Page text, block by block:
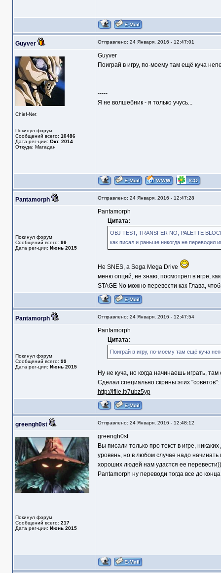
Guyver Отправлено: 24 Января, 2016 - 12:47:01
Chief-Net
Покинул форум
Сообщений всего: 10486
Дата рег-ции: Окт. 2014
Откуда: Магадан
Guyver
Поиграй в игру, по-моему там ещё куча
-----
Я не волшебник - я только учусь...
Pantamorph Отправлено: 24 Января, 2016 - 12:47:28
Покинул форум
Сообщений всего: 99
Дата рег-ции: Июнь 2015
Pantamorph
Цитата:
OBJ TEST, TRANSFER NO, PALETTE
как писал и раньше никогда не переводил
Не SNES, а Sega Mega Drive
меню опций, не знаю, посмотрел в игре,
STAGE No можно перевести как Глава,
Pantamorph Отправлено: 24 Января, 2016 - 12:47:54
Покинул форум
Сообщений всего: 99
Дата рег-ции: Июнь 2015
Pantamorph
Цитата:
Поиграй в игру, по-моему там ещё куча
Ну не куча, но когда начинаешь играть,
Сделал специально скрины этих "советов":
http://ifile.it/7ubz5yp
greengh0st Отправлено: 24 Января, 2016 - 12:48:12
Покинул форум
Сообщений всего: 217
Дата рег-ции: Июнь 2015
greengh0st
Вы писали только про текст в игре,
уровень, но в любом случае надо начинать
хороших людей нам удастся ее
Pantamorph ну переводи тогда все до